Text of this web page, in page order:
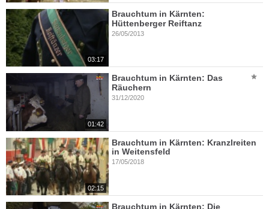
03:17
Brauchtum in Kärnten:
Hüttenberger Reiftanz
26/05/2013
01:42
Brauchtum in Kärnten: Das
Räuchern
31/12/2020
02:15
Brauchtum in Kärnten: Kranzlreiten
in Weitensfeld
17/05/2018
Brauchtum in Kärnten: Die